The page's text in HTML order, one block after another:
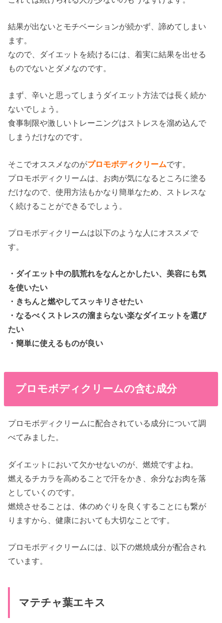
結果が出ないとモチベーションが続かず、諦めてしまい
ます。
なので、ダイエットを続けるには、着実に結果を出せる
ものでないとダメなのです。
まず、辛いと思ってしまうダイエット方法では長く続か
ないでしょう。
食事制限や激しいトレーニングはストレスを溜め込んで
しまうだけなのです。
そこでオススメなのがプロモボディクリームです。
プロモボディクリームは、お肉が気になるところに塗る
だけなので、使用方法もかなり簡単なため、ストレスな
く続けることができるでしょう。
プロモボディクリームは以下のような人にオススメで
す。
・ダイエット中の肌荒れをなんとかしたい、美容にも気
を使いたい
・きちんと燃やしてスッキリさせたい
・なるべくストレスの溜まらない楽なダイエットを選び
たい
・簡単に使えるものが良い
プロモボディクリームの含む成分
プロモボディクリームに配合されている成分について調
べてみました。
ダイエットにおいて欠かせないのが、燃焼ですよね。
燃えるチカラを高めることで汗をかき、余分なお肉を落
としていくのです。
燃焼させることは、体のめぐりを良くすることにも繋が
りますから、健康においても大切なことです。
プロモボディクリームには、以下の燃焼成分が配合され
ています。
マテチャ葉エキス